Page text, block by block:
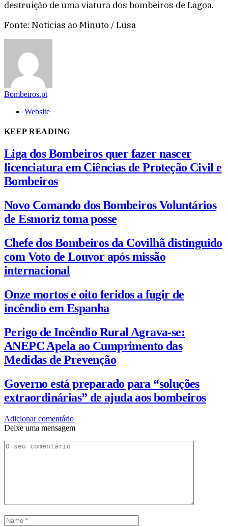
destruição de uma viatura dos bombeiros de Lagoa.
Fonte: Noticias ao Minuto / Lusa
Bombeiros.pt
Website
KEEP READING
Liga dos Bombeiros quer fazer nascer
licenciatura em Ciências de Proteção Civil e
Bombeiros
Novo Comando dos Bombeiros Voluntários
de Esmoriz toma posse
Chefe dos Bombeiros da Covilhã distinguido
com Voto de Louvor após missão
internacional
Onze mortos e oito feridos a fugir de
incêndio em Espanha
Perigo de Incêndio Rural Agrava-se:
ANEPC Apela ao Cumprimento das
Medidas de Prevenção
Governo está preparado para “soluções
extraordinárias” de ajuda aos bombeiros
Adicionar comentário
Deixe uma mensagem